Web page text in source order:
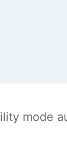
mode